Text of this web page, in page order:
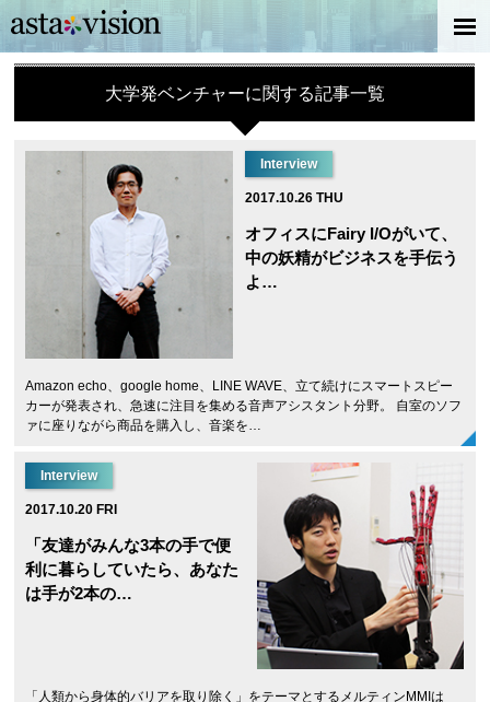
大学発ベンチャーに関する記事一覧
Interview
2017.10.26 THU
オフィスにFairy I/Oがいて、
中の妖精がビジネスを手伝う
よ…
Amazon echo、google home、LINE WAVE、立て続けにスマートスピー
カーが発表され、急速に注目を集める音声アシスタント分野。 自室のソフ
ァに座りながら商品を購入し、音楽を…
Interview
2017.10.20 FRI
「友達がみんな3本の手で便
利に暮らしていたら、あなた
は手が2本の…
「人類から身体的バリアを取り除く」をテーマとするメルティンMMIは